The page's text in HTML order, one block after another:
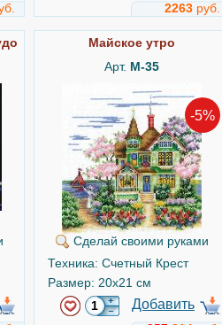
2263 руб.
Майское утро
Арт. М-35
-5%
Сделай своими руками
Техника: Счетный Крест
Размер: 20x21 см
Добавить